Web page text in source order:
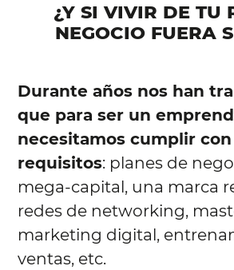
¿Y SI VIVIR DE TU
NEGOCIO FUERA
Durante años nos han
que para ser un
necesitamos cumplir
requisitos: planes de
mega-capital, una marca
redes de networking,
marketing digital,
ventas, etc.